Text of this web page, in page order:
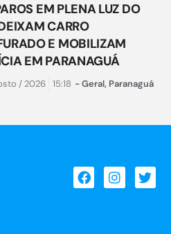
EM PLENA LUZ DO
CARRO
E MOBILIZAM
EM PARANAGUÁ
/ 2026 15:18 -Geral, Paranaguá